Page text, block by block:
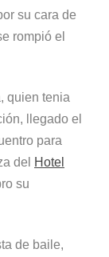
su cara de
rompió el
quien tenia
llegado el
para
del
Hotel
su
de baile,